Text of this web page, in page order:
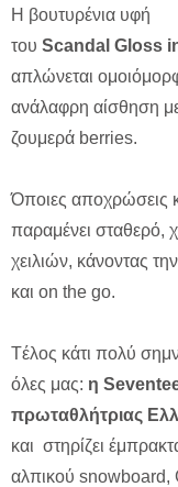
Η βουτυρένια υφή
του Scandal Gloss
απλώνεται
ανάλαφρη αίσθηση
ζουμερά berries.
Όποιες αποχρώσεις
παραμένει σταθερό,
χειλιών, κάνοντας
και on the go.
Tέλος κάτι πολύ
όλες μας: η
πρωταθλήτριας
και στηρίζει
αλπικού snowboard,